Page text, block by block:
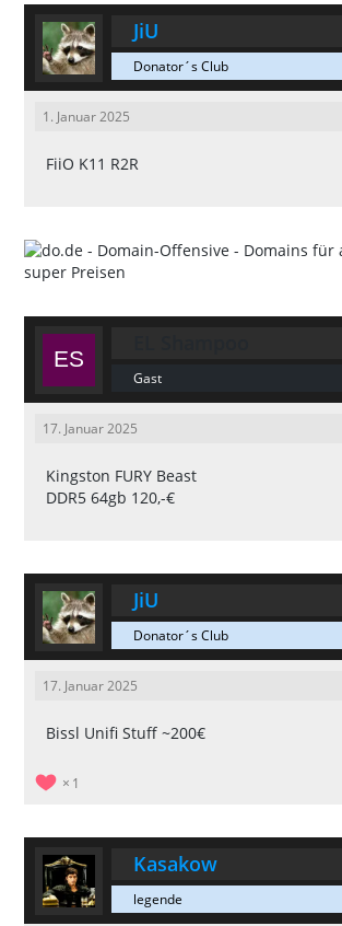
JiU
Donator´s Club
1. Januar 2025
FiiO K11 R2R
Gast
17. Januar 2025
Kingston FURY Beast
DDR5 64gb 120,-€
JiU
Donator´s Club
17. Januar 2025
Bissl Unifi Stuff ~200€
1
Kasakow
legende